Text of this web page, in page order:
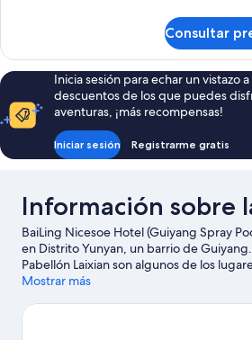
Large
Floor-
Ceiling
Window
+
Level
Night
View
Fridge
Microwave]
Family
Suite
[Super
Large
Floor-
Ceiling
High-
Level
Night
View
Fridge
Microwave]
Consultar
Inicia sesión para echar un vistazo
descuentos de los que puedes
aventuras, ¡más recompensas!
Iniciar sesión Registrarme gratis
Información sobre
BaiLing Nicesoe Hotel (Guiyang Spray
en Distrito Yunyan, un barrio de
Pabellón Laixian son algunos de los
región, donde también puedes acercarte
Entrenamiento del Lago Hongfeng.
Mostrar más